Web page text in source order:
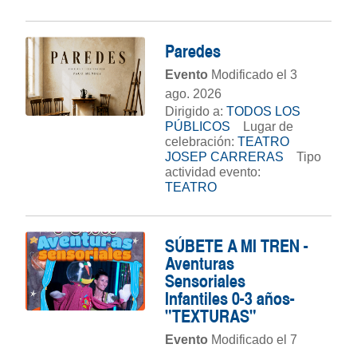
Paredes
Evento Modificado el 3
ago. 2026
Dirigido a: TODOS LOS
PÚBLICOS
Lugar de
celebración: TEATRO
JOSEP CARRERAS
Tipo
actividad evento:
TEATRO
SÚBETE A MI TREN -
Aventuras
Sensoriales
Infantiles 0-3 años-
"TEXTURAS"
Evento Modificado el 7